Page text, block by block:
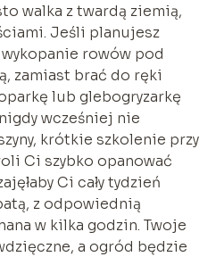
walka z twardą ziemią,
Jeśli planujesz
rowów pod
zamiast brać do ręki
lub glebogryzarkę
wcześniej nie
krótkie szkolenie przy
Ci szybko opanować
Ci cały tydzień
z odpowiednią
w kilka godzin. Twoje
a ogród będzie